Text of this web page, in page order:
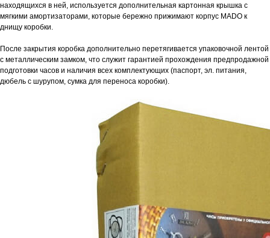
находящихся в ней, используется дополнительная картонная крышка с
мягкими амортизаторами, которые бережно прижимают корпус MADO к
днищу коробки.
После закрытия коробка дополнительно перетягивается упаковочной лентой
с металлическим замком, что служит гарантией прохождения предпродажной
подготовки часов и наличия всех комплектующих (паспорт, эл. питания,
дюбель с шурупом, сумка для переноса коробки).